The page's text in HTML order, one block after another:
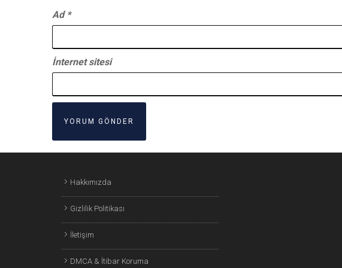
Ad *
İnternet sitesi
Hakkımızda
Gizlilik Politikası
İletişim
DMCA & İtibar Koruma